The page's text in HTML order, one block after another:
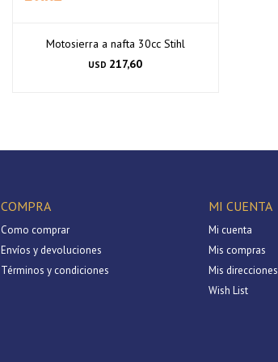
Motosierra a nafta 30cc Stihl
USD 217,60
COMPRA
Como comprar
Envíos y devoluciones
Términos y condiciones
MI CUENTA
Mi cuenta
Mis compras
Mis direcciones
Wish List